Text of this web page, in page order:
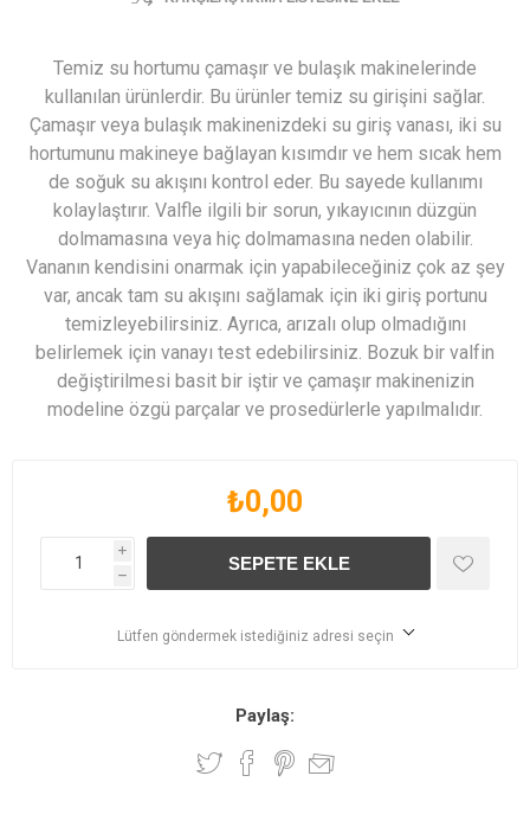
Temiz su hortumu çamaşır ve bulaşık makinelerinde
kullanılan ürünlerdir. Bu ürünler temiz su girişini sağlar.
Çamaşır veya bulaşık makinenizdeki su giriş vanası, iki su
hortumunu makineye bağlayan kısımdır ve hem sıcak hem
de soğuk su akışını kontrol eder. Bu sayede kullanımı
kolaylaştırır. Valfle ilgili bir sorun, yıkayıcının düzgün
dolmamasına veya hiç dolmamasına neden olabilir.
Vananın kendisini onarmak için yapabileceğiniz çok az şey
var, ancak tam su akışını sağlamak için iki giriş portunu
temizleyebilirsiniz. Ayrıca, arızalı olup olmadığını
belirlemek için vanayı test edebilirsiniz. Bozuk bir valfin
değiştirilmesi basit bir iştir ve çamaşır makinenizin
modeline özgü parçalar ve prosedürlerle yapılmalıdır.
₺0,00
i
h
Lütfen göndermek istediğiniz adresi seçin
Paylaş: